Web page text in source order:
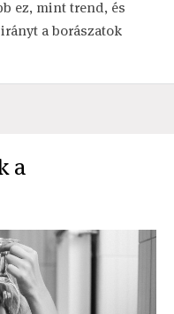
ez, mint trend, és
a borászatok
a